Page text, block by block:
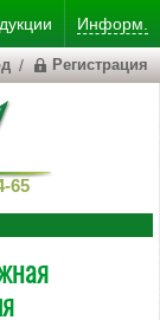
Информ.
65
/ Регистрация